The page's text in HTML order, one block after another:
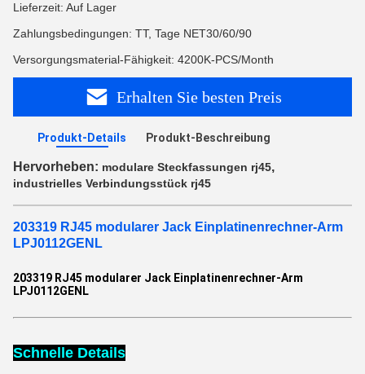
Lieferzeit: Auf Lager
Zahlungsbedingungen: TT, Tage NET30/60/90
Versorgungsmaterial-Fähigkeit: 4200K-PCS/Month
Erhalten Sie besten Preis
Produkt-Details Produkt-Beschreibung
Hervorheben: modulare Steckfassungen rj45,
industrielles Verbindungsstück rj45
203319 RJ45 modularer Jack Einplatinenrechner-Arm
LPJ0112GENL
203319 RJ45 modularer Jack Einplatinenrechner-Arm
LPJ0112GENL
Schnelle Details